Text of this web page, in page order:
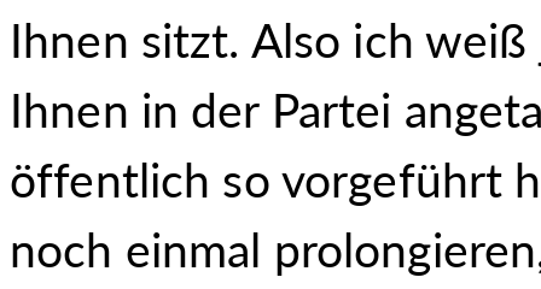
Ihnen sitzt. Also ich
Ihnen in der Partei
öffentlich so vorgeführt
noch einmal